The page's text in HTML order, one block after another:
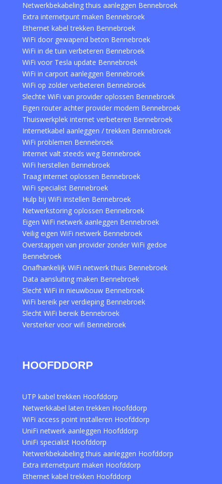
Netwerkbekabeling thuis aanleggen Bennebroek
Extra internetpunt maken Bennebroek
Ethernet kabel trekken Bennebroek
WiFi door gewapend beton Bennebroek
WiFi in de tuin verbeteren Bennebroek
WiFi voor Tesla update Bennebroek
WiFi in carport aanleggen Bennebroek
WiFi op zolder verbeteren Bennebroek
Slechte WiFi van provider oplossen Bennebroek
Eigen router achter provider modem Bennebroek
Thuiswerkplek internet verbeteren Bennebroek
Internetkabel aanleggen / trekken Bennebroek
WiFi problemen Bennebroek
Internet valt steeds weg Bennebroek
WiFi herstellen Bennebroek
Traag internet oplossen Bennebroek
WiFi specialist Bennebroek
Hulp bij WiFi instellen Bennebroek
Netwerkstoring oplossen Bennebroek
Eigen WiFi netwerk aanleggen Bennebroek
Veilig eigen WiFi netwerk Bennebroek
Overstappen van provider zonder WiFi gedoe
Bennebroek
Onafhankelijk WiFi netwerk thuis Bennebroek
Data aansluiting maken Bennebroek
Slecht WiFi in nieuwbouw Bennebroek
WiFi bereik per verdieping Bennebroek
Slecht WiFi bereik Bennebroek
Versterker voor wifi Bennebroek
HOOFDDORP
UTP kabel trekken Hoofddorp
Netwerkkabel laten trekken Hoofddorp
WiFi access point installeren Hoofddorp
UniFi netwerk aanleggen Hoofddorp
UniFi specialist Hoofddorp
Netwerkbekabeling thuis aanleggen Hoofddorp
Extra internetpunt maken Hoofddorp
Ethernet kabel trekken Hoofddorp